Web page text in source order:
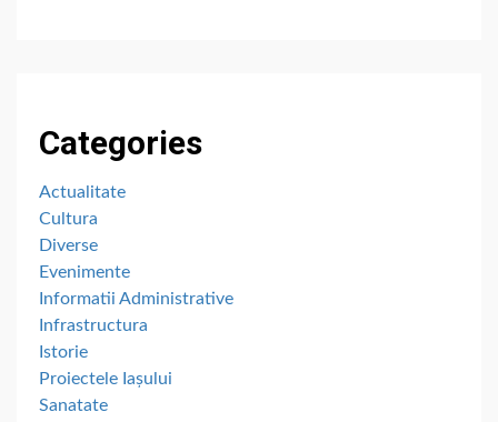
Categories
Actualitate
Cultura
Diverse
Evenimente
Informatii Administrative
Infrastructura
Istorie
Proiectele Iașului
Sanatate